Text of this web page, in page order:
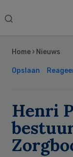
Search
Home › Nieuws
Opslaan
Henri
Sidebar